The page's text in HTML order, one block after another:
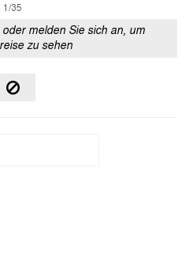
1/35
melden Sie sich an, um
zu sehen